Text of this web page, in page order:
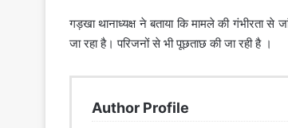
गड़खा थानाध्यक्ष ने बताया कि मामले की गंभीरता
जा रहा है। परिजनों से भी पूछताछ की जा रही है ।
Author Profile